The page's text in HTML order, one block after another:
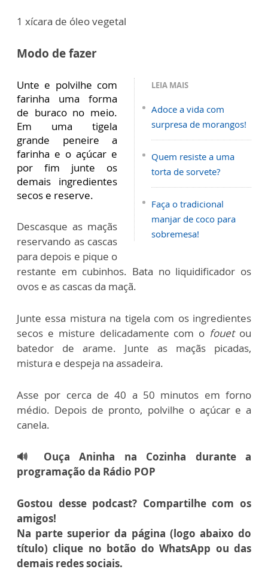
1 xícara de óleo vegetal
Modo de fazer
LEIA MAIS
Adoce a vida com
surpresa de morangos!
Quem resiste a uma
torta de sorvete?
Faça o tradicional
manjar de coco para
sobremesa!
Unte e polvilhe com
farinha uma forma
de buraco no meio.
Em uma tigela
grande peneire a
farinha e o açúcar e
por fim junte os
demais ingredientes
secos e reserve.
Descasque as maçãs
reservando as cascas
para depois e pique o
restante em cubinhos. Bata no liquidificador os
ovos e as cascas da maçã.
Junte essa mistura na tigela com os ingredientes
secos e misture delicadamente com o fouetou
batedor de arame. Junte as maçãs picadas,
mistura e despeja na assadeira.
Asse por cerca de 40 a 50 minutos em forno
médio. Depois de pronto, polvilhe o açúcar e a
canela.
🔊 Ouça Aninha na Cozinha durante a
programação da Rádio POP
Gostou desse podcast? Compartilhe com os
amigos!
Na parte superior da página (logo abaixo do
título) clique no botão do WhatsApp ou das
demais redes sociais.